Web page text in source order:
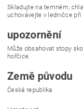
Skladujte na temném,
uchovávejte v ledničce při
upozornění
Může obsahovat stopy
hořčice.
Země původu
Česká republika